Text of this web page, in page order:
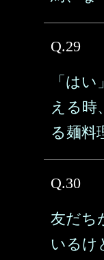
Q.29
「は
える時
る麺料
Q.30
友だち
いるけ